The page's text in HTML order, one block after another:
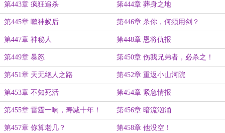
第443章 疯狂追杀 第444章 葬身之地
第445章 噬神蚁后 第446章 杀你，何须用剑？
第447章 神秘人 第448章 恩将仇报
第449章 暴怒 第450章 伤我兄弟者，必杀之！
第451章 天无绝人之路 第452章 重返小山河院
第453章 不知死活 第454章 紧急情报
第455章 雷霆一响，寿减十年！ 第456章 暗流汹涌
第457章 你算老几？ 第458章 他没空！